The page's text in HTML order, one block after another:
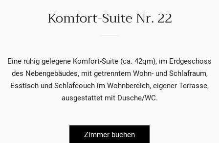
Komfort-Suite Nr. 22
Eine ruhig gelegene Komfort-Suite (ca. 42qm), im Erdgeschoss
des Nebengebäudes, mit getrenntem Wohn- und Schlafraum,
Esstisch und Schlafcouch im Wohnbereich, eigener Terrasse,
ausgestattet mit Dusche/WC.
Zimmer buchen